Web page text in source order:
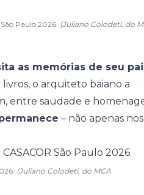
Paulo 2026. (Juliano Colodeti, do
as memórias de seu pai
o arquiteto baiano a
entre saudade e
– não apenas nos
(Juliano Colodeti, do MCA